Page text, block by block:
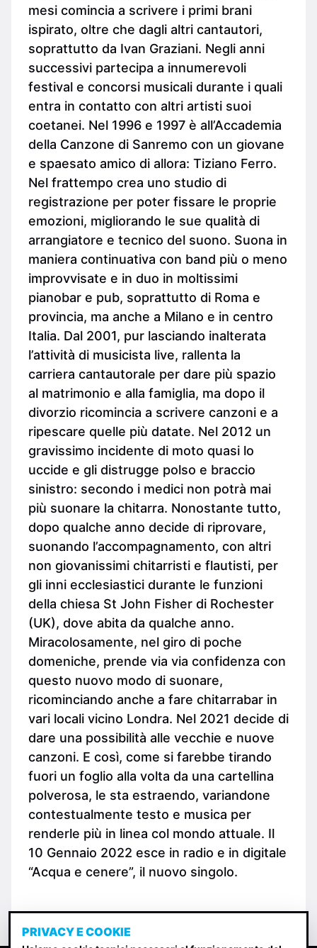
mesi comincia a scrivere i primi brani
ispirato, oltre che dagli altri cantautori,
soprattutto da Ivan Graziani. Negli anni
successivi partecipa a innumerevoli
festival e concorsi musicali durante i quali
entra in contatto con altri artisti suoi
coetanei. Nel 1996 e 1997 è all’Accademia
della Canzone di Sanremo con un giovane
e spaesato amico di allora: Tiziano Ferro.
Nel frattempo crea uno studio di
registrazione per poter fissare le proprie
emozioni, migliorando le sue qualità di
arrangiatore e tecnico del suono. Suona in
maniera continuativa con band più o meno
improvvisate e in duo in moltissimi
pianobar e pub, soprattutto di Roma e
provincia, ma anche a Milano e in centro
Italia. Dal 2001, pur lasciando inalterata
l’attività di musicista live, rallenta la
carriera cantautorale per dare più spazio
al matrimonio e alla famiglia, ma dopo il
divorzio ricomincia a scrivere canzoni e a
ripescare quelle più datate. Nel 2012 un
gravissimo incidente di moto quasi lo
uccide e gli distrugge polso e braccio
sinistro: secondo i medici non potrà mai
più suonare la chitarra. Nonostante tutto,
dopo qualche anno decide di riprovare,
suonando l’accompagnamento, con altri
non giovanissimi chitarristi e flautisti, per
gli inni ecclesiastici durante le funzioni
della chiesa St John Fisher di Rochester
(UK), dove abita da qualche anno.
Miracolosamente, nel giro di poche
domeniche, prende via via confidenza con
questo nuovo modo di suonare,
ricominciando anche a fare chitarrabar in
vari locali vicino Londra. Nel 2021 decide di
dare una possibilità alle vecchie e nuove
canzoni. E così, come si farebbe tirando
fuori un foglio alla volta da una cartellina
polverosa, le sta estraendo, variandone
contestualmente testo e musica per
renderle più in linea col mondo attuale. Il
10 Gennaio 2022 esce in radio e in digitale
“Acqua e cenere”, il nuovo singolo.
PRIVACY E COOKIE